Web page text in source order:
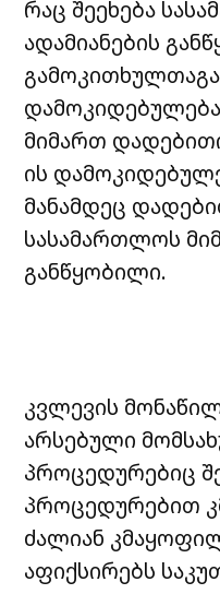
რაც შეეხება
ადამიანების
მიმართ
ის
მანამდეც
სასამართლოს
განწყობილი.
კვლევის
არსებული
პროცედურებიც
პროცედურებით
ძალიან
აფიქსირებს